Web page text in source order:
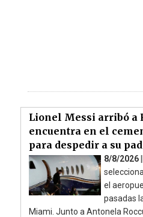
Lionel Messi arribó a
encuentra en el
para despedir a su
8/8/2026 ||
el
pasadas
Miami. Junto a Antonela